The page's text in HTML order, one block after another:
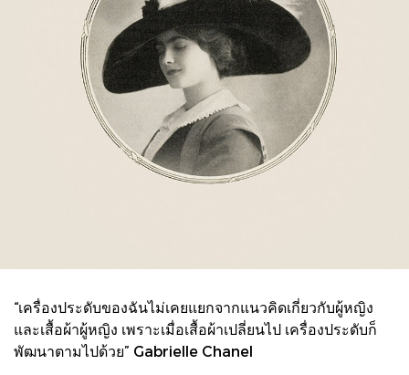
“เครื่องประดับของฉันไม่เคยแยกจากแนวคิดเกี่ยวกับผู้หญิง
และเสื้อผ้าผู้หญิง เพราะเมื่อเสื้อผ้าเปลี่ยนไป เครื่องประดับก็
พัฒนาตามไปด้วย” Gabrielle Chanel